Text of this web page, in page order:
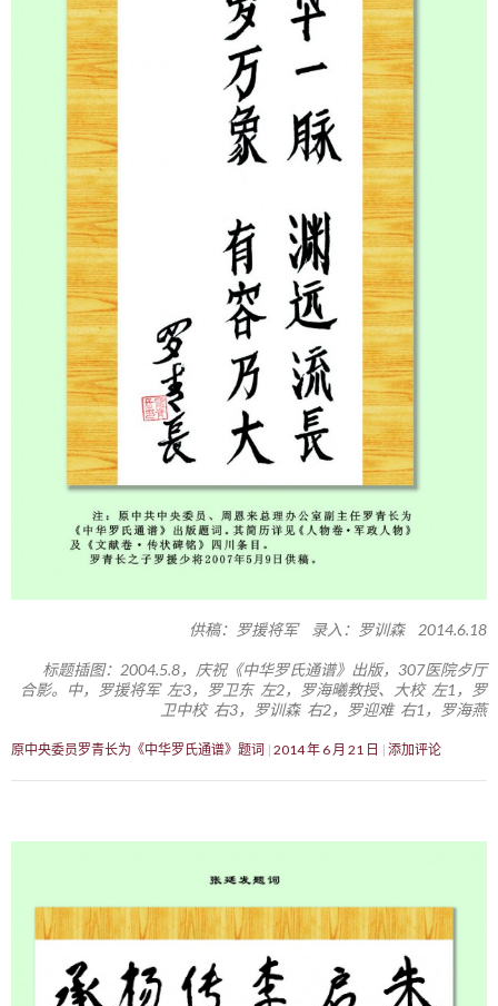
供稿：罗援将军 录入：罗训森 2014.6.18
标题插图：2004.5.8，庆祝《中华罗氏通谱》出版，307医院歺厅
合影。中，罗援将军 左3，罗卫东 左2，罗海曦教授、大校 左1，罗
卫中校 右3，罗训森 右2，罗迎难 右1，罗海燕
原中央委员罗青长为《中华罗氏通谱》题词 2014 年 6 月 21 日 添加评论